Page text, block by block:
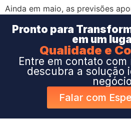
Ainda em maio, as previsões
peso da gasolina na inflação e
Dilma Roussef.
Fonte: Revista Posto de
Pronto para
em um
Qualidade e
Entre em contato
descubra a solução
negócio
Falar com